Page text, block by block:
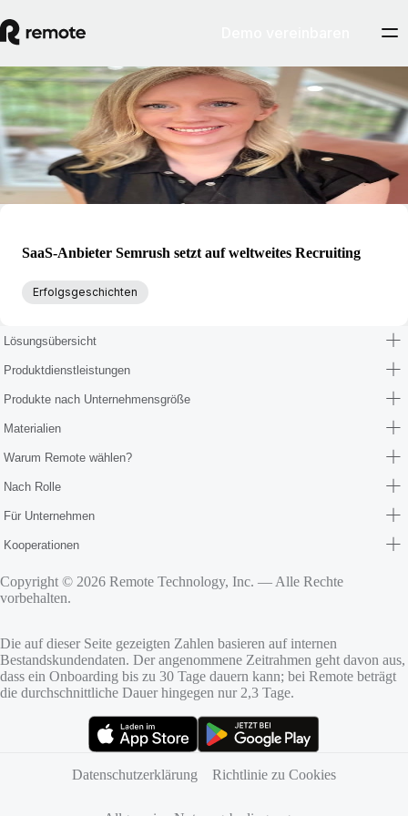
Blog
Marie Nayaka
Marie Nayaka ist Senior Customer Advocacy Manager bei Remote.
SaaS-Anbieter Semrush setzt auf weltweites Recruiting
Erfolgsgeschichten
Lösungsübersicht
Produktdienstleistungen
Produkte nach Unternehmensgröße
Materialien
Warum Remote wählen?
Nach Rolle
Für Unternehmen
Kooperationen
Copyright © 2026 Remote Technology, Inc. — Alle Rechte
vorbehalten.
Die auf dieser Seite gezeigten Zahlen basieren auf internen
Bestandskundendaten. Der angenommene Zeitrahmen geht davon aus,
dass ein Onboarding bis zu 30 Tage dauern kann; bei Remote beträgt
die durchschnittliche Dauer hingegen nur 2,3 Tage.
Datenschutzerklärung
Richtlinie zu Cookies